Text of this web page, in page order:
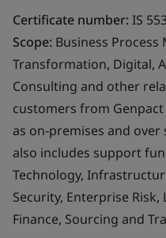
Certificate number:IS
Scope: Business Process
Transformation, Digital,
Consulting and other
customers from
as on-premises and over
also includes support
Technology,
Security, Enterprise Risk,
Finance, Sourcing and